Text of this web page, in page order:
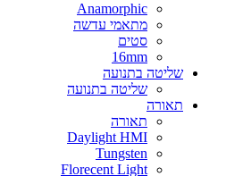
Anamorphic
מתאמי עדשה
סטים
16mm
שליטה בתנועה
שליטה בתנועה
תאורה
תאורה
Daylight HMI
Tungsten
Florecent Light